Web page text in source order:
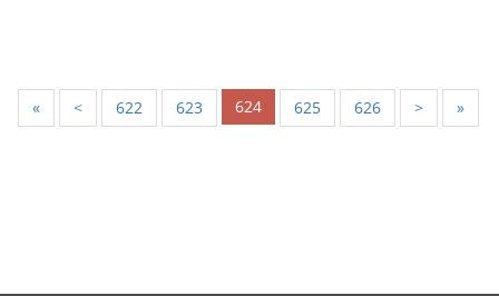
« < 622 623 624 625 626 > »